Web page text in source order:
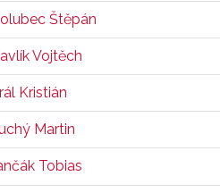
Štěpán
Vojtěch
Kristián
Martin
Tobias